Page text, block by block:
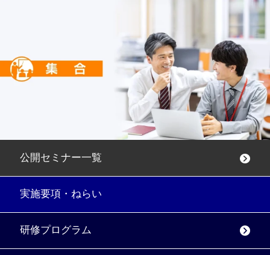
公開セミナー一覧
実施要項・ねらい
研修プログラム